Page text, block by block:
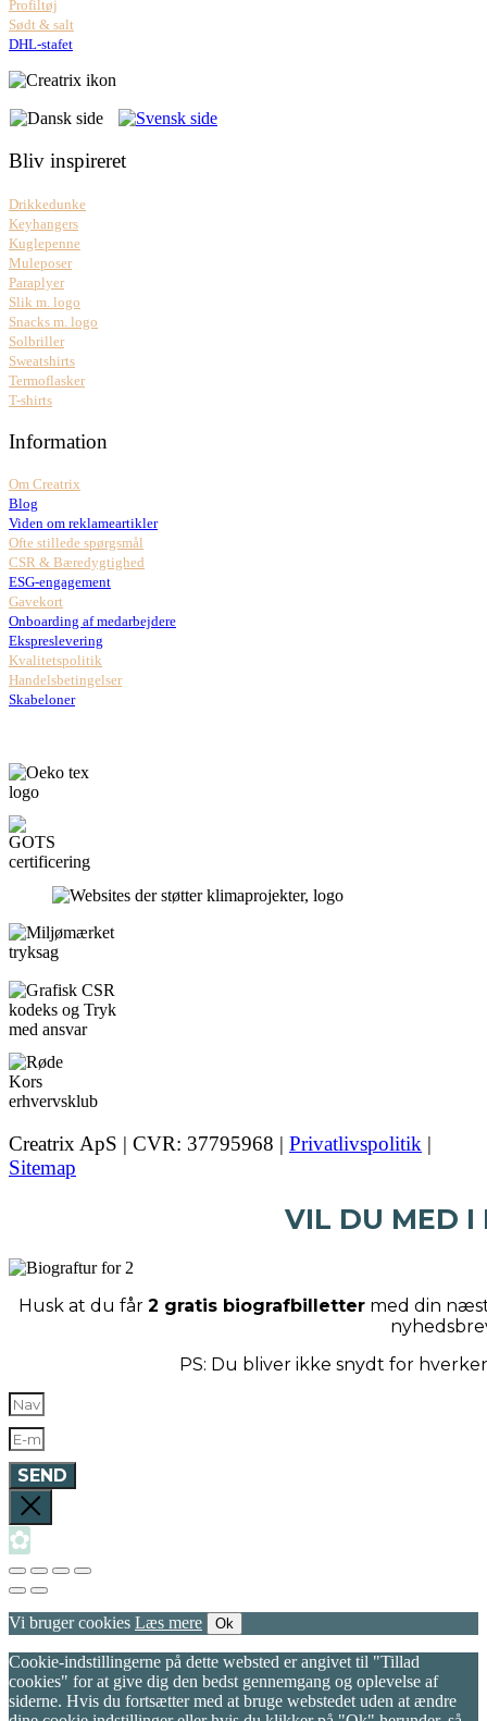
Profiltøj
Sødt & salt
DHL-stafet
Bliv inspireret
Drikkedunke
Keyhangers
Kuglepenne
Muleposer
Paraplyer
Slik m. logo
Snacks m. logo
Solbriller
Sweatshirts
Termoflasker
T-shirts
Information
Om Creatrix
Blog
Viden om reklameartikler
Ofte stillede spørgsmål
CSR & Bæredygtighed
ESG-engagement
Gavekort
Onboarding af medarbejdere
Ekspreslevering
Kvalitetspolitik
Handelsbetingelser
Skabeloner
Creatrix ApS | CVR: 37795968 | Privatlivspolitik |
Sitemap
VIL DU MED I
Husk at du får 2 gratis biografbillettermed din
PS: Du bliver ikke snydt for
SEND
✿
Vi bruger cookies Læs mere Ok
Cookie-indstillingerne på dette websted er angivet til "Tillad
cookies" for at give dig den bedst gennemgang og oplevelse af
siderne. Hvis du fortsætter med at bruge webstedet uden at ændre